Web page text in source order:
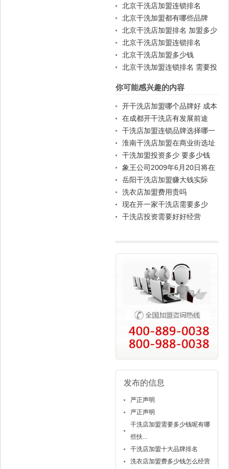
北京干洗店加盟连锁排名
北京干洗加盟都有哪些品牌
北京干洗店加盟排名 加盟多少
钱
北京干洗店加盟连锁排名
北京干洗店加盟多少钱
北京干洗加盟连锁排名 需要投
你可能感兴趣的内容
开干洗店加盟哪个品牌好 成本
多少
在成都开干洗店有发展前途
吗？
干洗店加盟连锁品牌选择哪一
家
淮南干洗店加盟在商业街选址
可以吗
干洗加盟投资多少 要多少钱
象王公司2009年6月20日将在
总部举行招商说明会
岳阳干洗店加盟赚大钱实际
吗？
洗衣店加盟费用贵吗
现在开一家干洗店需要多少
钱?
干洗店投资需要好好经营
发布的信息
严正声明
严正声明
干洗店加盟需要多少钱呢有哪
些扶...
干洗店加盟十大品牌排名
洗衣店加盟费多少钱怎么经营